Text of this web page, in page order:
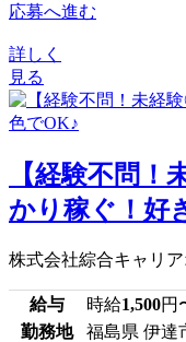
応募へ進む
詳しく
見る
【経験不問
かり稼ぐ！好
株式会社綜合キャリ
給与 時給1,500円
勤務地
福島県 伊達